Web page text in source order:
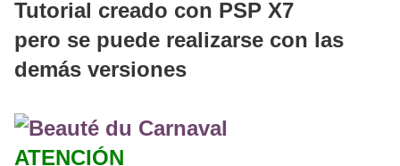
Tutorial creado con PSP X7
pero se puede realizarse con las
demás versiones
ATENCIÓN